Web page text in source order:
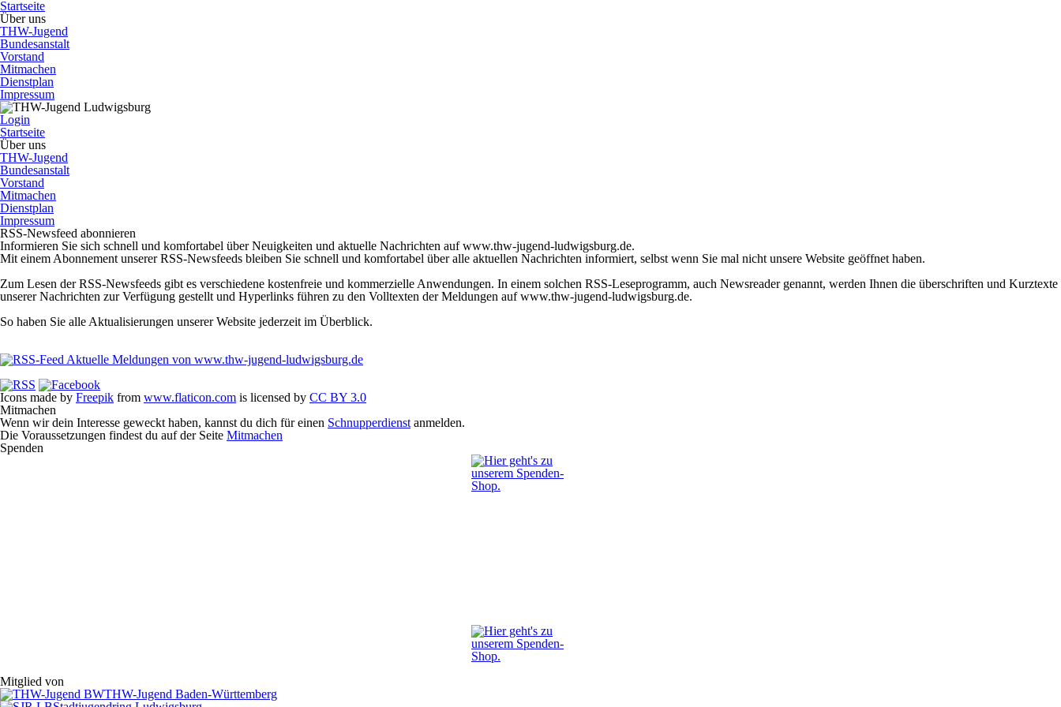
Startseite
Über uns
THW-Jugend
Bundesanstalt
Vorstand
Mitmachen
Dienstplan
Impressum
Login
Startseite
Über uns
THW-Jugend
Bundesanstalt
Vorstand
Mitmachen
Dienstplan
Impressum
RSS-Newsfeed abonnieren
Informieren Sie sich schnell und komfortabel über Neuigkeiten und aktuelle Nachrichten auf www.thw-jugend-ludwigsburg.de.
Mit einem Abonnement unserer RSS-Newsfeeds bleiben Sie schnell und komfortabel über alle aktuellen Nachrichten informiert, selbst wenn Sie mal nicht unsere Website geöffnet haben.
Zum Lesen der RSS-Newsfeeds gibt es verschiedene kostenfreie und kommerzielle Anwendungen. In einem solchen RSS-Leseprogramm, auch Newsreader genannt, werden Ihnen die überschriften und Kurztexte
unserer Nachrichten zur Verfügung gestellt und Hyperlinks führen zu den Volltexten der Meldungen auf www.thw-jugend-ludwigsburg.de.
So haben Sie alle Aktualisierungen unserer Website jederzeit im Überblick.
Aktuelle Meldungen von www.thw-jugend-ludwigsburg.de
Icons made by Freepik from www.flaticon.com is licensed by CC BY 3.0
Mitmachen
Wenn wir dein Interesse geweckt haben, kannst du dich für einen Schnupperdienst anmelden.
Die Voraussetzungen findest du auf der Seite Mitmachen
Spenden
Mitglied von
THW-Jugend Baden-Württemberg